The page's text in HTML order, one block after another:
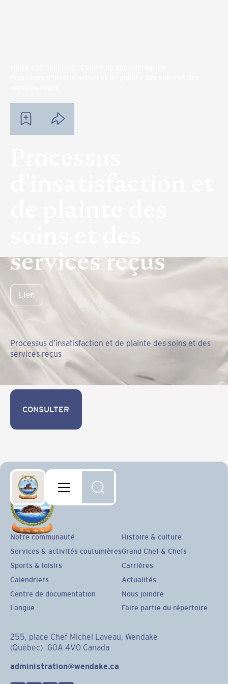
services reçus
Lien
Processus d'insatisfaction et de plainte des soins et des
services reçus
CONSULTER
CONSULTER
255, place Chef Michel Laveau, Wendake
(Québec) G0A 4V0 Canada
administration@wendake.ca
Notre communauté
Services & activités coutumières
Sports & loisirs
Calendriers
Centre de documentation
Langue
Histoire & culture
Grand Chef & Chefs
Carrières
Actualités
Nous joindre
Faire partie du répertoire